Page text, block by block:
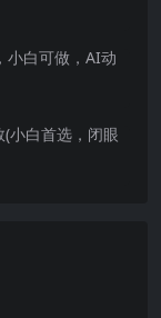
小白可做，AI动
小白首选，闭眼